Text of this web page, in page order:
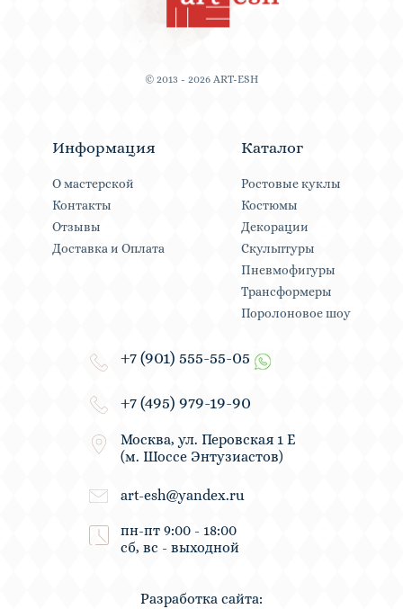
© 2013 - 2026 ART-ESH
Информация
О мастерской
Контакты
Отзывы
Доставка и Оплата
Каталог
Ростовые куклы
Костюмы
Декорации
Скульптуры
Пневмофигуры
Трансформеры
Поролоновое шоу
+7 (901) 555-55-05
+7 (495) 979-19-90
Москва, ул. Перовская 1 Е
(м. Шоссе Энтузиастов)
art-esh@yandex.ru
пн-пт 9:00 - 18:00
сб, вс - выходной
Разработка сайта: